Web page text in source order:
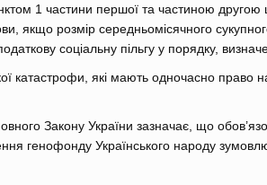
1 частини першої та частиною другою
якщо розмір середньомісячного
соціальну пільгу у порядку,
катастрофи, які мають одночасно право
Закону України зазначає, що
генофонду Українського народу